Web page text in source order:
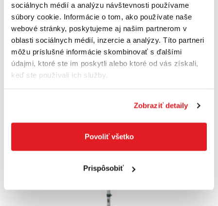
sociálnych médií a analýzu návštevnosti používame
súbory cookie. Informácie o tom, ako používate naše
webové stránky, poskytujeme aj našim partnerom v
oblasti sociálnych médií, inzercie a analýzy. Títo partneri
môžu príslušné informácie skombinovať s ďalšími
údajmi, ktoré ste im poskytli alebo ktoré od vás získali,
keď ste používali ich služby.
Zobraziť detaily
Povoliť všetko
Prispôsobiť
NIVEL SYSTEM LS-35 nivelačná lata
LS35
71,10 €
Cena je informatívna, pre individuálnu cenu a nákup sa
zaregistrujte /prihláste